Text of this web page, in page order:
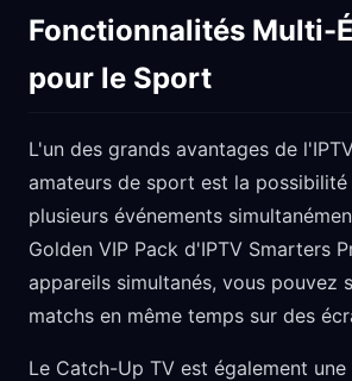
Fonctionnalités Multi-
pour le Sport
L'un des grands avantages de
amateurs de sport est la
plusieurs événements
Golden VIP Pack d'IPTV Smarters
appareils simultanés, vous pouvez
matchs en même temps sur des
Le Catch-Up TV est également